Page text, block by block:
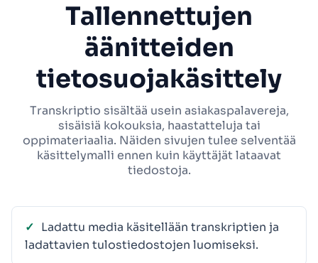
Tallennettujen
äänitteiden
tietosuojakäsittely
Transkriptio sisältää usein asiakaspalavereja,
sisäisiä kokouksia, haastatteluja tai
oppimateriaalia. Näiden sivujen tulee selventää
käsittelymalli ennen kuin käyttäjät lataavat
tiedostoja.
Ladattu media käsitellään transkriptien ja
ladattavien tulostiedostojen luomiseksi.